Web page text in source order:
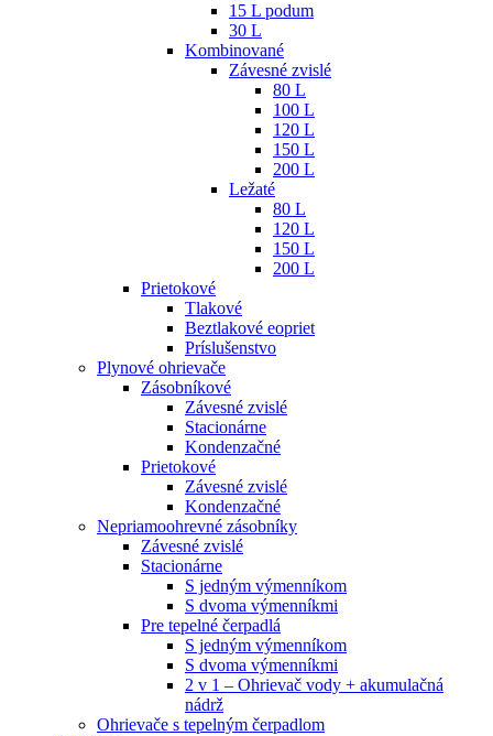
15 L podum
30 L
Kombinované
Závesné zvislé
80 L
100 L
120 L
150 L
200 L
Ležaté
80 L
120 L
150 L
200 L
Prietokové
Tlakové
Beztlakové eopriet
Príslušenstvo
Plynové ohrievače
Zásobníkové
Závesné zvislé
Stacionárne
Kondenzačné
Prietokové
Závesné zvislé
Kondenzačné
Nepriamoohrevné zásobníky
Závesné zvislé
Stacionárne
S jedným výmenníkom
S dvoma výmenníkmi
Pre tepelné čerpadlá
S jedným výmenníkom
S dvoma výmenníkmi
2 v 1 – Ohrievač vody + akumulačná
nádrž
Ohrievače s tepelným čerpadlom